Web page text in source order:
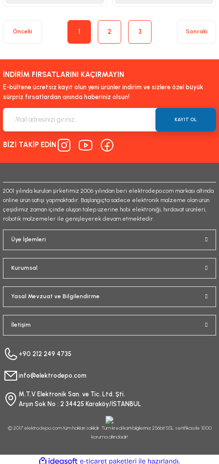
1 2 3
İNDİRİM FIRSATLARINI KAÇIRMAYIN
E-bültene ücretsiz kayıt olun yeni ürünler indirim ve sizlere özel büyük
sürpriz fırsatlardan anında haberiniz olsun!
KAYIT OL
BİZİ TAKİP EDİN
2001 yılında kurulan şirketimiz 2006 yılından beri elektrodepo.com markası altında
online ürün satışı yapmaktadır. Başlangıçta sadece elektronik malzeme olan ürün
çeşidimiz zaman içinde oluşan talep üzerine hobi elektroniği, hırdavat ürünleri,
robotik malzemeler ile genişleyerek devam etmektedir.
Üye İşlemleri
Kurumsal
Yasal Mevzuat ve Bilgilendirme
İletişim
+90 212 249 4735
info@elektrodepo.com
M.T.V Elektronik San. ve Tic. Ltd. Şti.
Arşın Sok No : 2 34425 Karaköy/İSTANBUL
© 2017 elektrodepo.com tüm hakları saklıdır. Tüm kredi kartı bilgileriniz 256bit SSL sertifikası ile %100
koruma altındadır!
ideasoft e-